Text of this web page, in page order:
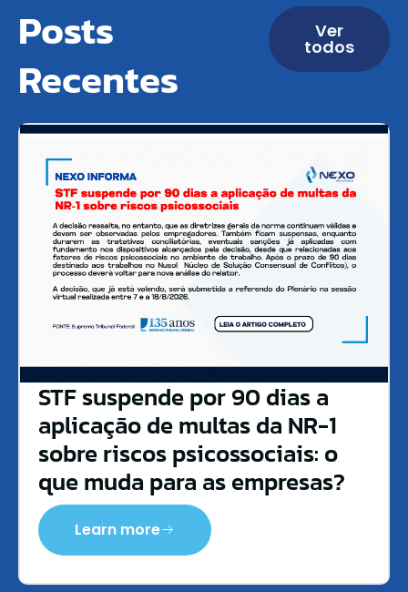
Posts
Recentes
Ver
todos
STF suspende por 90 dias a
aplicação de multas da NR-1
sobre riscos psicossociais: o
que muda para as empresas?
Learn more